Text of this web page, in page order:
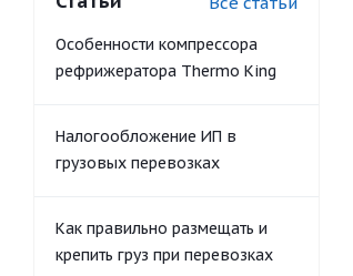
Особенности компрессора
рефрижератора Thermo King
Налогообложение ИП в
грузовых перевозках
Как правильно размещать и
крепить груз при перевозках